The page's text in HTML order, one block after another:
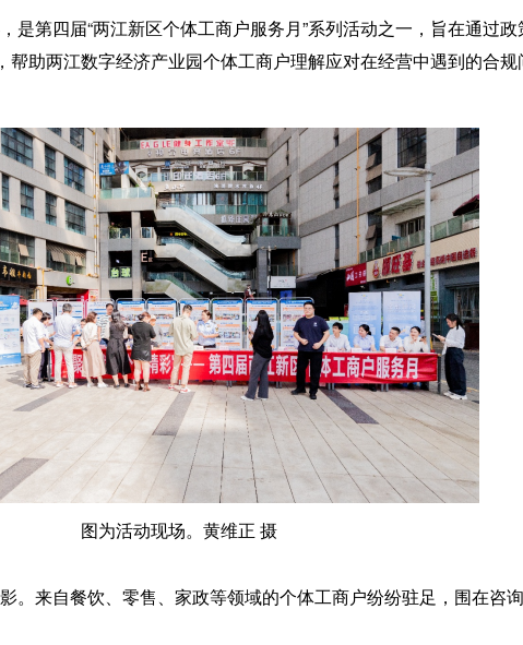
第四届“两江新区个体工商户服务月”系列活动之一，旨在通过政
助两江数字经济产业园个体工商户理解应对在经营中遇到的合规
图为活动现场。黄维正 摄
来自餐饮、零售、家政等领域的个体工商户纷纷驻足，围在咨